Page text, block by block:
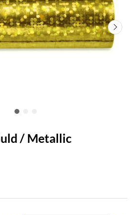
/ Metallic